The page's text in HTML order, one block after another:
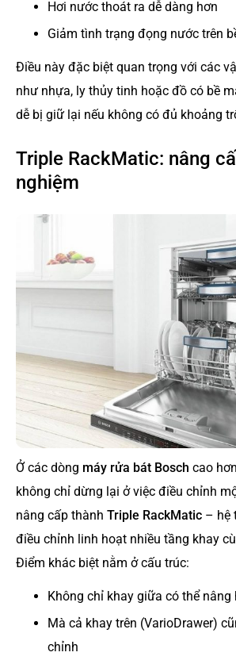
Hơi nước thoát ra dễ dàng hơn
Giảm tình trạng đọng nước trên
Điều này đặc biệt quan trọng với các
như nhựa, ly thủy tinh hoặc đồ có bề
dễ bị giữ lại nếu không có đủ khoảng
Triple RackMatic: nâng
nghiệm
Ở các dòng máy rửa bát Bosch cao
không chỉ dừng lại ở việc điều chỉnh
nâng cấp thành Triple RackMatic – hệ
điều chỉnh linh hoạt nhiều tầng khay
Điểm khác biệt nằm ở cấu trúc:
Không chỉ khay giữa có thể nâng
Mà cả khay trên (VarioDrawer)
chỉnh